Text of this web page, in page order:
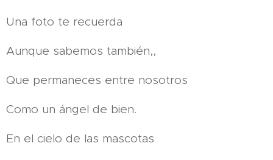
Una foto te recuerda
Aunque sabemos también,,
Que permaneces entre nosotros
Como un ángel de bien.
En el cielo de las mascotas